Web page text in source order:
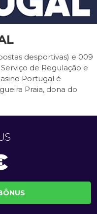
desportivas) e 009
de Regulação e
Portugal é
Praia, dona do